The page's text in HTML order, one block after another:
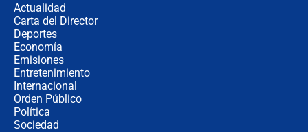
Actualidad
Carta del Director
Deportes
Economía
Emisiones
Entretenimiento
Internacional
Orden Público
Política
Sociedad